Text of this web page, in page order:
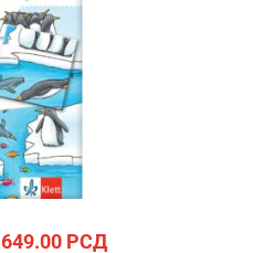
649.00 РСД